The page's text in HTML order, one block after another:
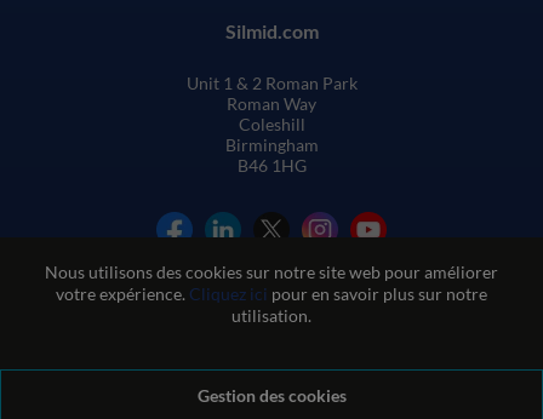
Nous utilisons des cookies sur notre site web pour améliorer
votre expérience. Cliquez ici pour en savoir plus sur notre
utilisation.
Gestion des cookies
Silmid.com
Unit 1 & 2 Roman Park
Roman Way
Coleshill
Birmingham
B46 1HG
Conditions générales de vente
Conditions d'utilisation du site web